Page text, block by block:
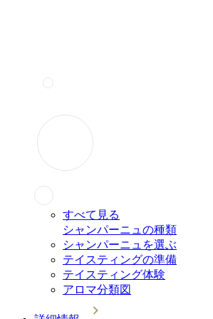
すべて見る
シャンパーニュの種類
シャンパーニュを選ぶ
テイスティングの準備
テイスティング体験
アロマ分類図